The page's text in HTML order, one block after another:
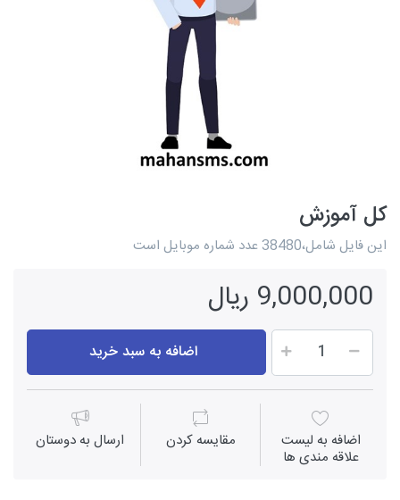
کل آموزش
این فایل شامل،38480 عدد شماره موبایل است
9,000,000 ریال
اضافه به سبد خرید
اضافه به لیست
علاقه مندی ها
مقايسه كردن ارسال به دوستان